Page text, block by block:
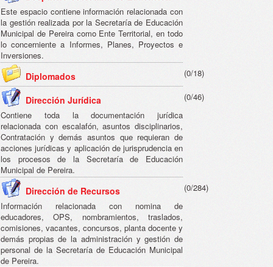
Este espacio contiene información relacionada con
la gestión realizada por la Secretaría de Educación
Municipal de Pereira como Ente Territorial, en todo
lo concerniente a Informes, Planes, Proyectos e
Inversiones.
Diplomados (0/18)
Dirección Jurídica
(0/46)
Contiene toda la documentación jurídica
relacionada con escalafón, asuntos disciplinarios,
Contratación y demás asuntos que requieran de
acciones jurídicas y aplicación de jurisprudencia en
los procesos de la Secretaría de Educación
Municipal de Pereira.
Dirección de Recursos
(0/284)
Información relacionada con nomina de
educadores, OPS, nombramientos, traslados,
comisiones, vacantes, concursos, planta docente y
demás propias de la administración y gestión de
personal de la Secretaría de Educación Municipal
de Pereira.